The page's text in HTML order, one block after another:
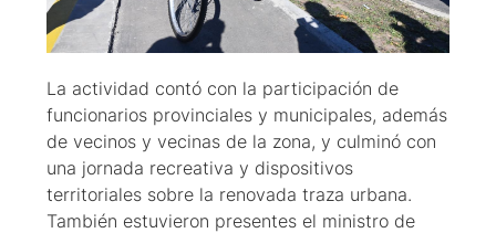
La actividad contó con la participación de
funcionarios provinciales y municipales, además
de vecinos y vecinas de la zona, y culminó con
una jornada recreativa y dispositivos
territoriales sobre la renovada traza urbana.
También estuvieron presentes el ministro de